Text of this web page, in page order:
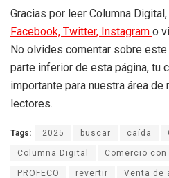
Gracias por leer Columna
Facebook, Twitter, Instagram o
No olvides comentar sobre
parte inferior de esta página, tu
importante para nuestra área
lectores.
Tags: 2025 buscar caída
Columna Digital Comercio con
PROFECO revertir Venta de